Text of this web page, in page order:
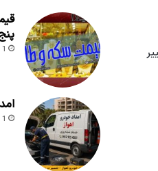
1 هفته پیش
1 هفته پیش